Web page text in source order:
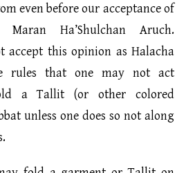
even before our acceptance of
Ha’Shulchan Aruch.
this opinion as Halacha
rules that one may not act
a Tallit (or other colored
unless one does so not along